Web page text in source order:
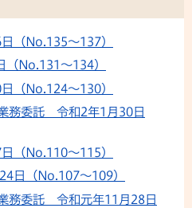
（No.135～137）
No.131～134）
（No.124～130）
務委託 令和2年1月30日
（No.110～115）
日（No.107～109）
務委託 令和元年11月28日